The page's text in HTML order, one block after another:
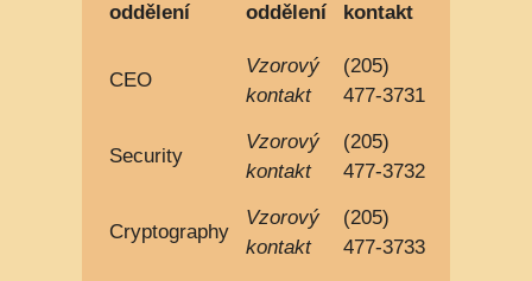
oddělení
oddělení
kontakt
CEO
Vzorový
kontakt
(205)
477-3731
Security
Vzorový
kontakt
(205)
477-3732
Cryptography
Vzorový
kontakt
(205)
477-3733